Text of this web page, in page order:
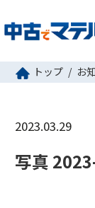
トップ お
2023.03.29
写真